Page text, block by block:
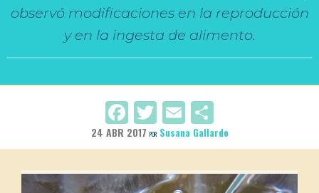
observó modificaciones en la reproducción
y en la ingesta de alimento.
Facebook
Twitter
Email
24 ABR 2017 POR Susana Gallardo